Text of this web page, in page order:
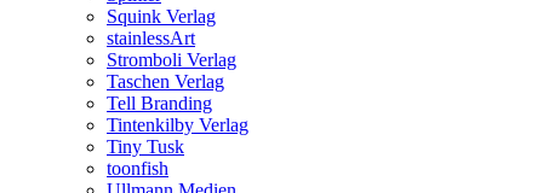
Squink Verlag
stainlessArt
Stromboli Verlag
Taschen Verlag
Tell Branding
Tintenkilby Verlag
Tiny Tusk
toonfish